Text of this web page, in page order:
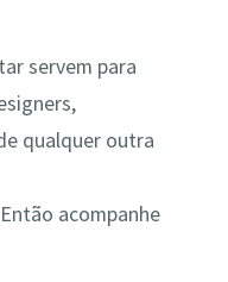
servem para
qualquer outra
acompanhe